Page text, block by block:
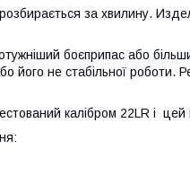
за хвилину.
боєприпас або
його не стабільної
калібром 22LR і цей